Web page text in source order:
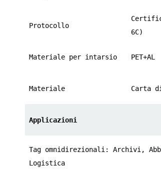
Protocollo
6C)
Materiale per intarsio PET+AL
Materiale Carta
Applicazioni
Tag omnidirezionali: Archivi,
Logistica